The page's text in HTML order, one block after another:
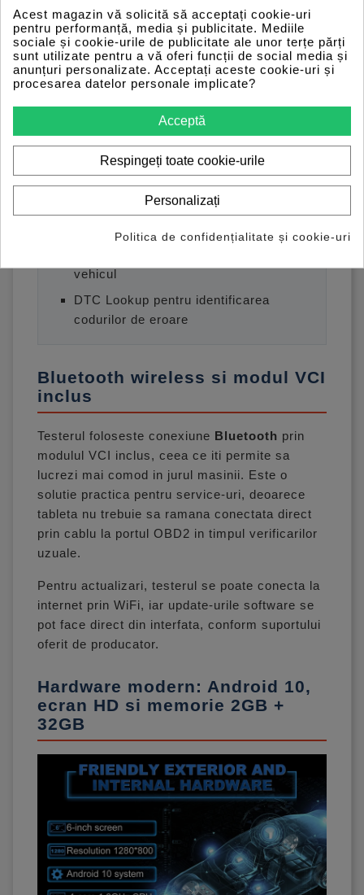
Citire coduri de eroare DTC
Stergere coduri de eroare dupa
remedierea defectiunilor
Date live in timp real
Freeze Frame pentru analiza
conditiilor in care a aparut eroarea
I/M Readiness pentru verificari emisii
O2 Sensor Monitor si On-board
vehicul
DTC Lookup pentru identificarea
codurilor de eroare
Bluetooth wireless si modul VCI
inclus
Testerul foloseste conexiune Bluetooth prin
modulul VCI inclus, ceea ce iti permite sa
lucrezi mai comod in jurul masinii. Este o
solutie practica pentru service-uri, deoarece
tableta nu trebuie sa ramana conectata direct
prin cablu la portul OBD2 in timpul verificarilor
uzuale.
Pentru actualizari, testerul se poate conecta la
internet prin WiFi, iar update-urile software se
pot face direct din interfata, conform suportului
oferit de producator.
Hardware modern: Android 10,
ecran HD si memorie 2GB +
32GB
Acest magazin vă solicită să acceptați cookie-uri
pentru performanță, media și publicitate. Mediile
sociale și cookie-urile de publicitate ale unor terțe părți
sunt utilizate pentru a vă oferi funcții de social media și
anunțuri personalizate. Acceptați aceste cookie-uri și
procesarea datelor personale implicate?
Acceptă
Respingeți toate cookie-urile
Personalizați
Politica de confidențialitate și cookie-uri